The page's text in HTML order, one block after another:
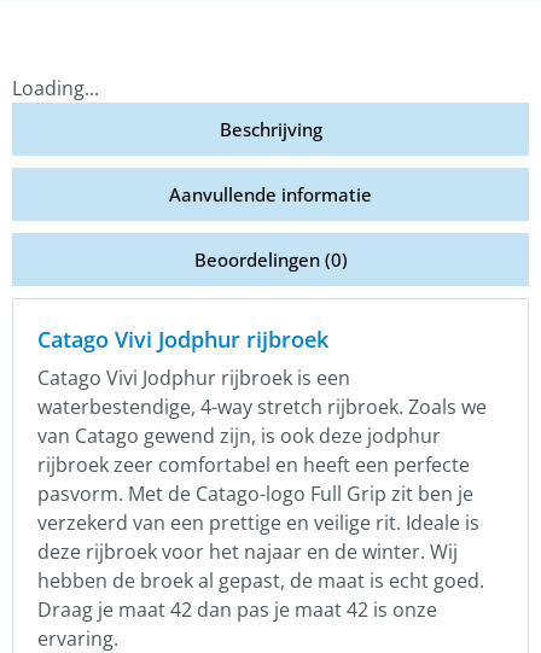
Loading...
Beschrijving
Aanvullende informatie
Beoordelingen (0)
Catago Vivi Jodphur rijbroek
Catago Vivi Jodphur rijbroek is een
waterbestendige, 4-way stretch rijbroek. Zoals we
van Catago gewend zijn, is ook deze jodphur
rijbroek zeer comfortabel en heeft een perfecte
pasvorm. Met de Catago-logo Full Grip zit ben je
verzekerd van een prettige en veilige rit. Ideale is
deze rijbroek voor het najaar en de winter. Wij
hebben de broek al gepast, de maat is echt goed.
Draag je maat 42 dan pas je maat 42 is onze
ervaring.